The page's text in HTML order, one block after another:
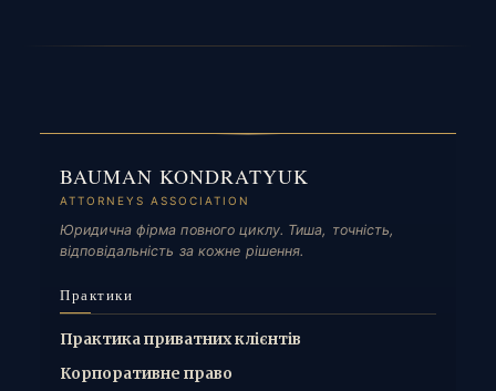
BAUMAN KONDRATYUK
ATTORNEYS ASSOCIATION
Юридична фірма повного циклу. Тиша, точність,
відповідальність за кожне рішення.
Практики
Практика приватних клієнтів
Корпоративне право